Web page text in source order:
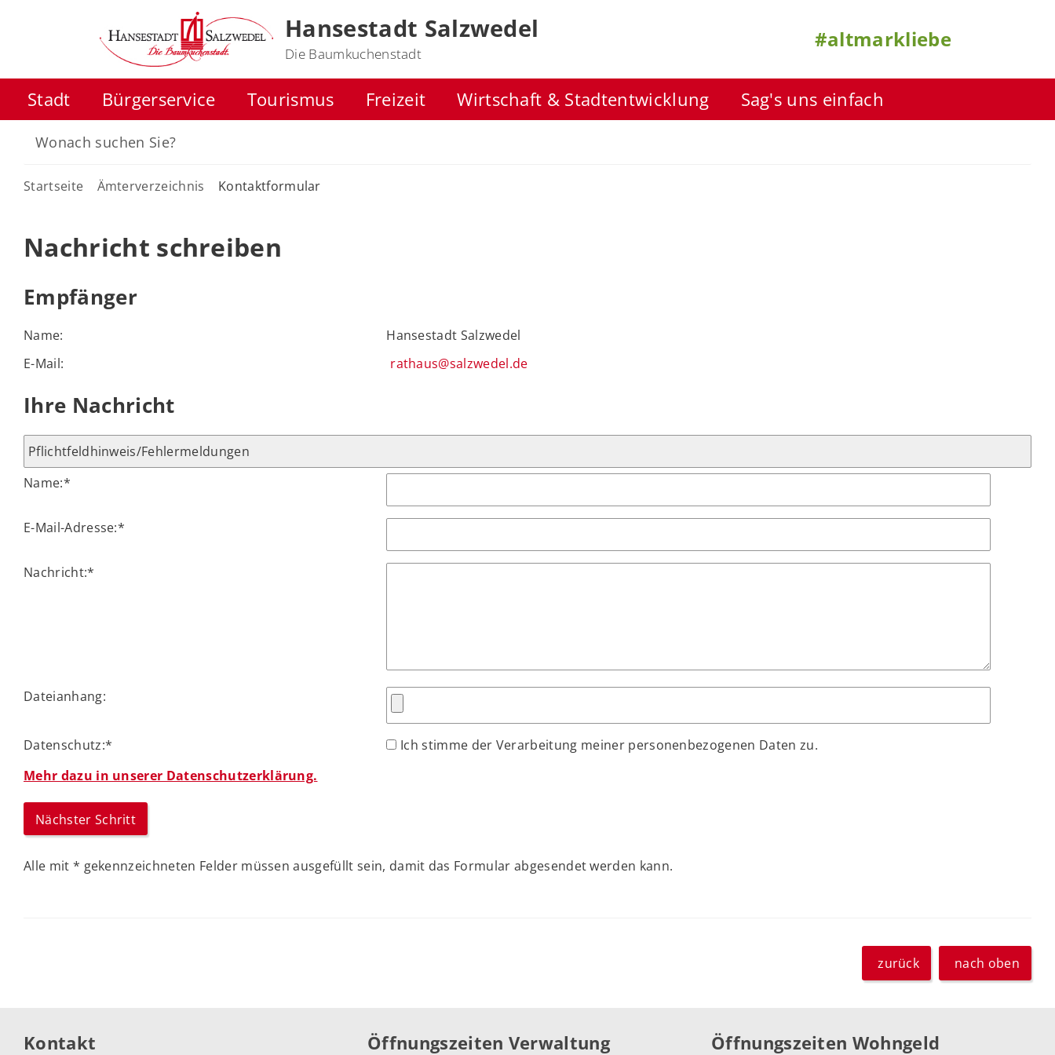
Hansestadt Salzwedel
Die Baumkuchenstadt
#altmarkliebe
Stadt Bürgerservice Tourismus Freizeit Wirtschaft & Stadtentwicklung Sag's uns einfach
Startseite Ämterverzeichnis Kontaktformular
Nachricht schreiben
Empfänger
Name:
Hansestadt Salzwedel
E-Mail:
rathaus@salzwedel.de
Ihre Nachricht
Name:*
E-Mail-Adresse:*
Nachricht:*
Dateianhang:
Datenschutz:*
Ich stimme der Verarbeitung meiner personenbezogenen Daten zu.
Mehr dazu in unserer Datenschutzerklärung.
Alle mit * gekennzeichneten Felder müssen ausgefüllt sein, damit das Formular abgesendet werden kann.
zurück nach oben
Kontakt Öffnungszeiten Verwaltung Öffnungszeiten Wohngeld